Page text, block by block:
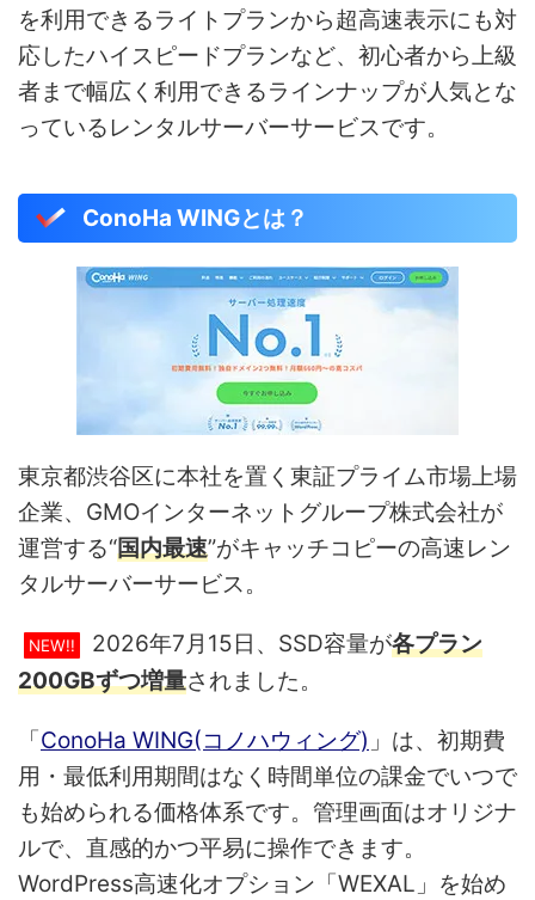
を利用できるライトプランから超高速表示にも対
応したハイスピードプランなど、初心者から上級
者まで幅広く利用できるラインナップが人気とな
っているレンタルサーバーサービスです。
ConoHa WINGとは？
東京都渋谷区に本社を置く東証プライム市場上場
企業、GMOインターネットグループ株式会社が
運営する“国内最速”がキャッチコピーの高速レン
タルサーバーサービス。
NEW!! 2026年7月15日、SSD容量が各プラン
200GBずつ増量されました。
「ConoHa WING(コノハウィング) 」は、初期費
用・最低利用期間はなく時間単位の課金でいつで
も始められる価格体系です。管理画面はオリジナ
ルで、直感的かつ平易に操作できます。
WordPress高速化オプション「WEXAL」を始め